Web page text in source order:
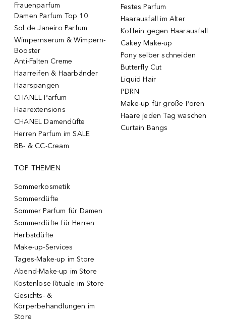
Frauenparfum
Damen Parfum Top 10
Sol de Janeiro Parfum
Wimpernserum & Wimpern-
Booster
Anti-Falten Creme
Haarreifen & Haarbänder
Haarspangen
CHANEL Parfum
Haarextensions
CHANEL Damendüfte
Herren Parfum im SALE
BB- & CC-Cream
Festes Parfum
Haarausfall im Alter
Koffein gegen Haarausfall
Cakey Make-up
Pony selber schneiden
Butterfly Cut
Liquid Hair
PDRN
Make-up für große Poren
Haare jeden Tag waschen
Curtain Bangs
TOP THEMEN
Sommerkosmetik
Sommerdüfte
Sommer Parfum für Damen
Sommerdüfte für Herren
Herbstdüfte
Make-up-Services
Tages-Make-up im Store
Abend-Make-up im Store
Kostenlose Rituale im Store
Gesichts- &
Körperbehandlungen im
Store